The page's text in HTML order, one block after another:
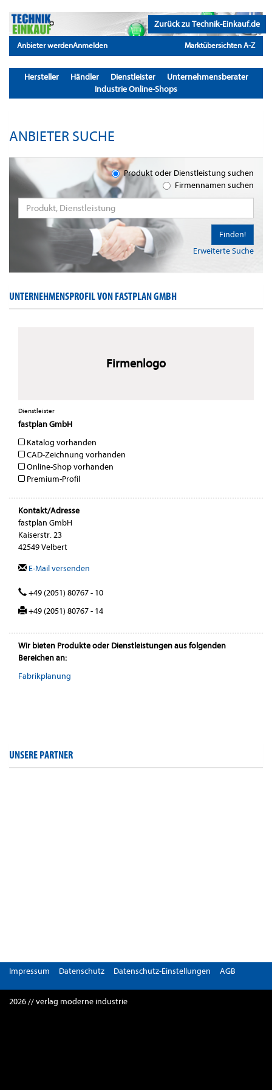
Zurück zu Technik-Einkauf.de
Anbieter werdenAnmelden Marktübersichten A-Z
Hersteller Händler Dienstleister
Unternehmensberater
Industrie Online-Shops
ANBIETER SUCHE
Produkt oder Dienstleistung suchen
Firmennamen suchen
Erweiterte Suche
Finden!
UNTERNEHMENSPROFIL VON FASTPLAN GMBH
Firmenlogo
Dienstleister
fastplan GmbH
Katalog vorhanden
CAD-Zeichnung vorhanden
Online-Shop vorhanden
Premium-Profil
Kontakt/Adresse
fastplan GmbH
Kaiserstr. 23
42549 Velbert
E-Mail versenden
+49 (2051) 80767 - 10
+49 (2051) 80767 - 14
Wir bieten Produkte oder Dienstleistungen aus folgenden
Bereichen an:
Fabrikplanung
UNSERE PARTNER
Impressum Datenschutz Datenschutz-Einstellungen AGB
2026 // verlag moderne industrie